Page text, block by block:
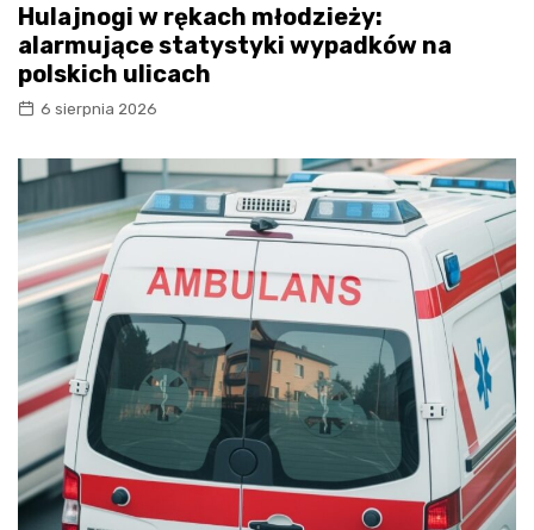
Hulajnogi w rękach młodzieży:
alarmujące statystyki wypadków na
polskich ulicach
6 sierpnia 2026